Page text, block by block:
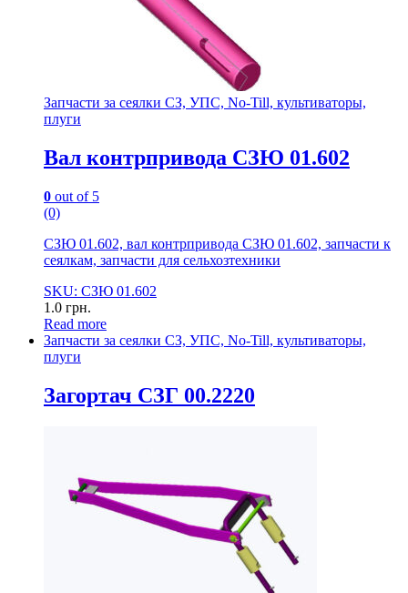
Запчасти за сеялки СЗ, УПС, No-Till, культиваторы,
плуги
Вал контрпривода СЗЮ 01.602
0 out of 5
(0)
СЗЮ 01.602, вал контрпривода СЗЮ 01.602, запчасти к
сеялкам, запчасти для сельхозтехники
SKU: СЗЮ 01.602
1.0 грн.
Read more
Запчасти за сеялки СЗ, УПС, No-Till, культиваторы,
плуги
Загортач СЗГ 00.2220